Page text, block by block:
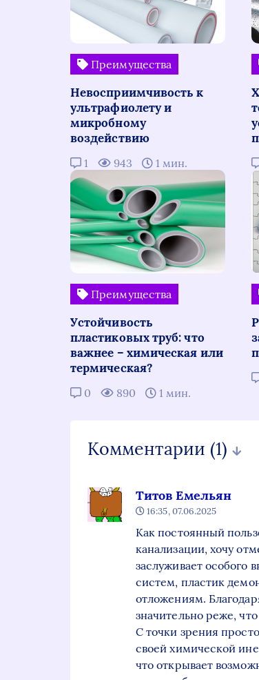
Преимущества
Невосприимчивость к
ультрафиолету и
микробному
воздействию
1 943 1 мин.
Преимущества
Устойчивость
пластиковых труб: что
важнее – химическая или
термическая?
0 890 1 мин.
Комментарии (1)
Титов Емельян
16:35, 07.06.2025
Как постоянный
канализации, хочу
заслуживает особого
систем, пластик
отложениям.
значительно реже,
С точки зрения
своей химической
что открывает